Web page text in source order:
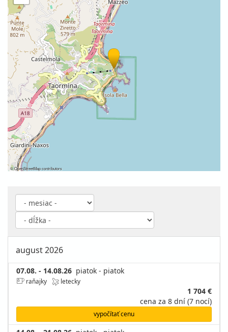
©OpenStreetMapcontributors
august 2026
07.08. - 14.08.26 piatok - piatok
raňajky letecky
1 704 €
cena za 8 dní (7 nocí)
vypočítať cenu